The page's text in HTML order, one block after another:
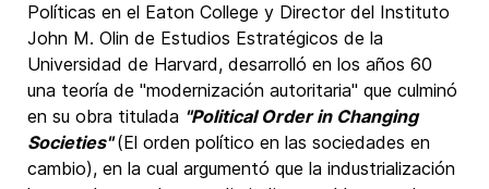
Políticas en el Eaton College y Director del Instituto
John M. Olin de Estudios Estratégicos de la
Universidad de Harvard, desarrolló en los años 60
una teoría de "modernización autoritaria" que culminó
en su obra titulada "Political Order in Changing
Societies"(El orden político en las sociedades en
cambio), en la cual argumentó que la industrialización